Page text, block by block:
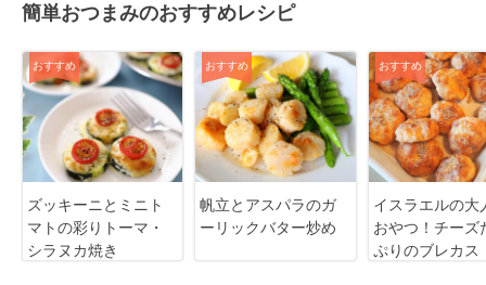
簡単おつまみのおすすめレシピ
おすすめ
ズッキーニとミニト
マトの彩りトーマ・
シラヌカ焼き
おすすめ
帆立とアスパラのガ
ーリックバター炒め
おすすめ
イスラエルの大
おやつ！チーズ
ぷりのブレカス